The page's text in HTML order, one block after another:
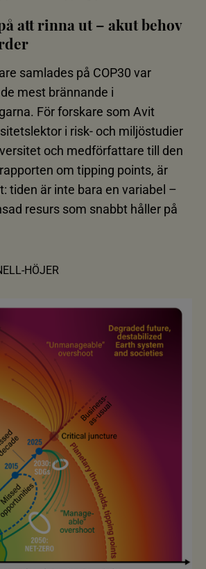
att rinna ut – akut behov
samlades på COP30 var
mest brännande i
För forskare som Avit
i risk- och miljöstudier
och medförfattare till den
om tipping points, är
tiden är inte bara en variabel –
resurs som snabbt håller på
HÖJER